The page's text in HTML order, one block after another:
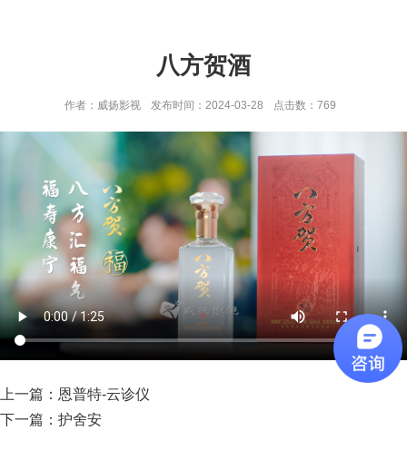
八方贺酒
作者：威扬影视 发布时间：2024-03-28 点击数： 769
上一篇： 恩普特-云诊仪
下一篇： 护舍安